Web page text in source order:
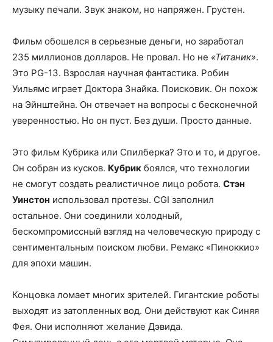
музыку печали. Звук знаком, но напряжен. Грустен.
Фильм обошелся в серьезные деньги, но заработал
235 миллионов долларов. Не провал. Но не «Титаник».
Это PG-13. Взрослая научная фантастика. Робин
Уильямс играет Доктора Знайка. Поисковик. Он похож
на Эйнштейна. Он отвечает на вопросы с бесконечной
уверенностью. Но он пуст. Без души. Просто данные.
Это фильм Кубрика или Спилберка? Это и то, и другое.
Он собран из кусков. Кубрик боялся, что технологии
не смогут создать реалистичное лицо робота. Стэн
Уинстон использовал протезы. CGI заполнил
остальное. Они соединили холодный,
бескомпромиссный взгляд на человеческую природу с
сентиментальным поиском любви. Ремакс «Пиноккио»
для эпохи машин.
Концовка ломает многих зрителей. Гигантские роботы
выходят из затопленных вод. Они действуют как Синяя
Фея. Они исполняют желание Дэвида.